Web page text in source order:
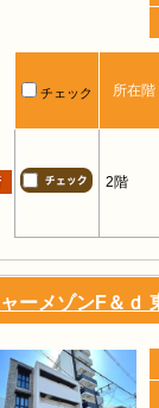
チェック 所在階
2階
ーメゾンF＆ｄ